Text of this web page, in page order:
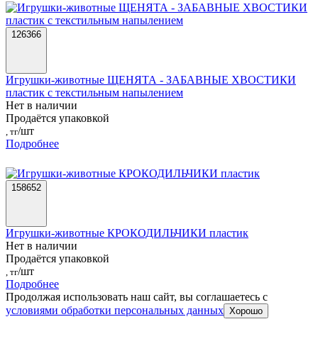
126366
Игрушки-животные ЩЕНЯТА - ЗАБАВНЫЕ ХВОСТИКИ
пластик с текстильным напылением
Нет в наличии
Продаётся упаковкой
, тг/шт
Подробнее
158652
Игрушки-животные КРОКОДИЛЬЧИКИ пластик
Нет в наличии
Продаётся упаковкой
, тг/шт
Подробнее
Продолжая использовать наш сайт, вы соглашаетесь c
условиями обработки персональных данных Хорошо